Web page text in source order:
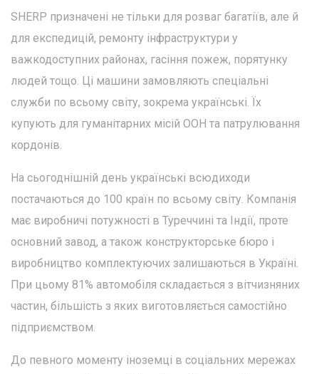
SHERP призначені не тільки для розваг багатіїв, але й
для експедицій, ремонту інфраструктури у
важкодоступних районах, гасіння пожеж, порятунку
людей тощо. Ці машини замовляють спеціальні
служби по всьому світу, зокрема українські. Їх
купують для гуманітарних місій ООН та патрулювання
кордонів.
На сьогоднішній день українські всюдиходи
постачаються до 100 країн по всьому світу. Компанія
має виробничі потужності в Туреччині та Індії, проте
основний завод, а також конструкторське бюро і
виробництво комплектуючих залишаються в Україні.
При цьому 81% автомобіля складається з вітчизняних
частин, більшість з яких виготовляється самостійно
підприємством.
До певного моменту іноземці в соціальних мережах